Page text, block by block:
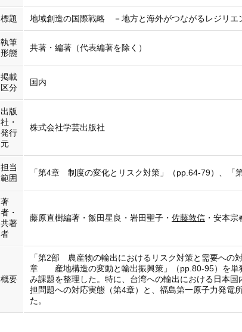
標題 地域創造の国際戦略 －地方と海外がつながるレジリエ
執筆
形態
共著・編著（代表編著を除く）
掲載
区分
国内
出版
社・
発行
元
株式会社学芸出版社
担当
範囲
「第4章 制度の変化とリスク対策」（pp.64-79）、
著
者・
共著
者
藤原直樹編著・飯田星良・岩田聖子・ 佐藤敦信 ・安本宗
概要
「第2部 農産物の輸出におけるリスク対策と需要へ
章 産地構造の変動と輸出振興策」（pp.80-95）を単
み課題を整理した。特に、台湾への輸出における日本
担問題への対応実態（第4章）と、福島第一原子力発電
た。